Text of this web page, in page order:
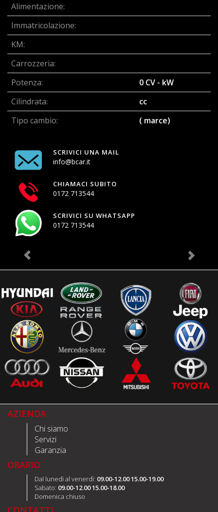
Alimentazione:
Immatricolazione:
KM:
Carrozzeria:
Potenza:
0 CV - kW
Cilindrata:
cc
Tipo cambio:
( marce)
SCRIVICI UNA MAIL
info@bcar.it
CHIAMACI SUBITO
0172 713544
SCRIVICI SU WHATSAPP
0172 713544
AZIENDA
Chi siamo
Servizi
Garanzia
ORARIO
Dal lunedì al venerdì: 09.00-12.00 15.00-19.00
Sabato: 09.00-12.00 15.00-18.00
Domenica chiuso